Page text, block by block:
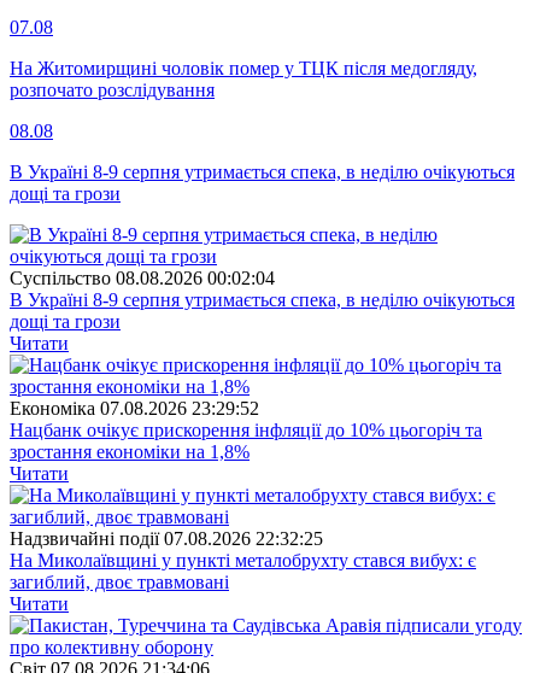
07.08
На Житомирщині чоловік помер у ТЦК після медогляду,
розпочато розслідування
08.08
В Україні 8-9 серпня утримається спека, в неділю очікуються
дощі та грози
Суспiльство 08.08.2026 00:02:04
В Україні 8-9 серпня утримається спека, в неділю очікуються
дощі та грози
Читати
Економіка 07.08.2026 23:29:52
Нацбанк очікує прискорення інфляції до 10% цьогоріч та
зростання економіки на 1,8%
Читати
Надзвичайні події 07.08.2026 22:32:25
На Миколаївщині у пункті металобрухту стався вибух: є
загиблий, двоє травмовані
Читати
Свiт 07.08.2026 21:34:06